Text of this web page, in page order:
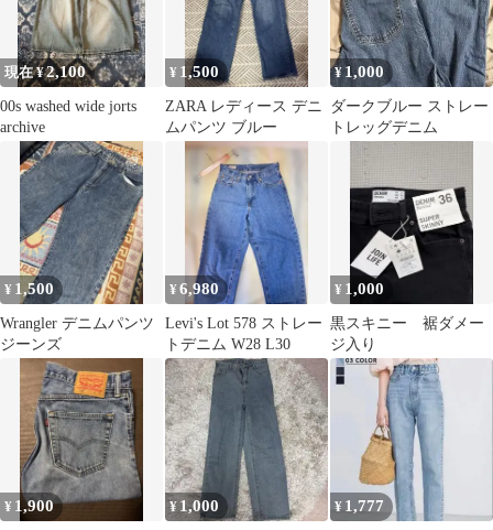
現在 ¥2,100
00s washed wide jorts
archive
¥ 1,500
ZARA レディース デニ
ムパンツ ブルー
¥ 1,000
ダークブルー ストレー
トレッグデニム
¥ 1,500
Wrangler デニムパンツ
ジーンズ
¥6,980
Levi's Lot 578 ストレー
トデニム W28 L30
¥ 1,000
黒スキニー 裾ダメー
ジ入り
¥ 1,900 ¥ 1,000 ¥ 1,777